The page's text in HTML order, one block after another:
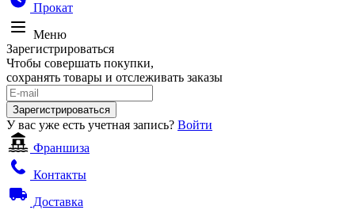
Прокат
Меню
Зарегистрироваться
Чтобы совершать покупки,
сохранять товары и отслеживать заказы
Зарегистрироваться
У вас уже есть учетная запись? Войти
Франшиза
Контакты
Доставка